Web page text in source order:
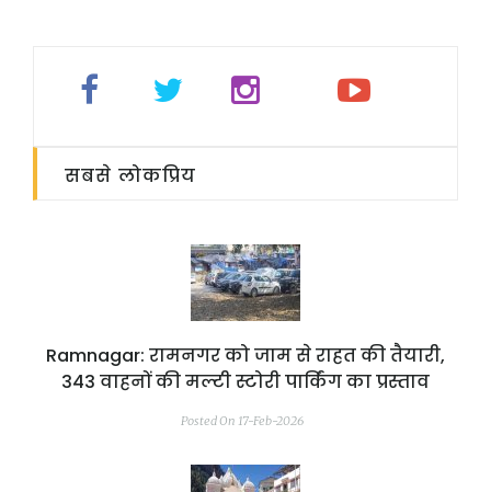
सबसे लोकप्रिय
Ramnagar: रामनगर को जाम से राहत की तैयारी,
343 वाहनों की मल्टी स्टोरी पार्किंग का प्रस्ताव
Posted On 17-Feb-2026